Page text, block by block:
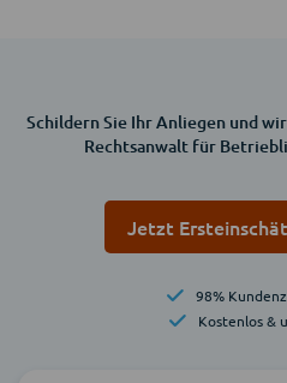
Schildern Sie Ihr Anliegen und
Rechtsanwalt für
Jetzt
98%
Kostenlos &